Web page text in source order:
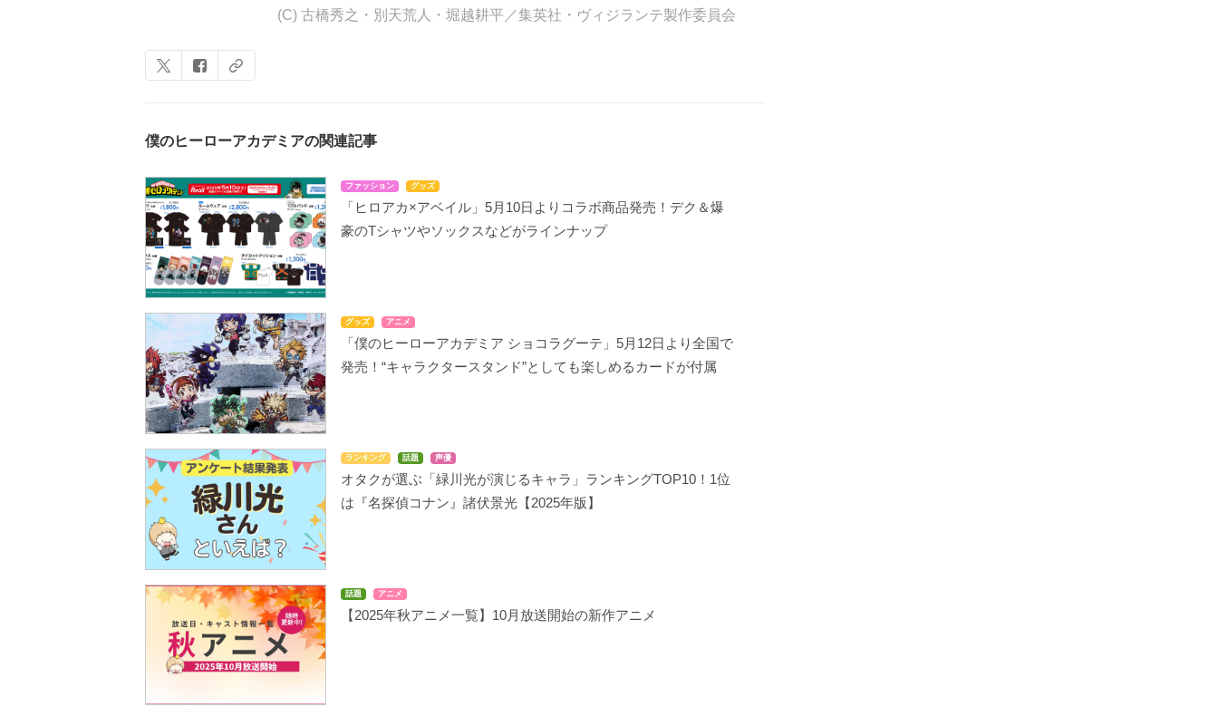
(C) 古橋秀之・別天荒人・堀越耕平／集英社・ヴィジランテ製作委員会
僕のヒーローアカデミアの関連記事
ファッション グッズ
「ヒロアカ×アベイル」5月10日よりコラボ商品発売！デク＆爆
豪のTシャツやソックスなどがラインナップ
グッズ アニメ
「僕のヒーローアカデミア ショコラグーテ」5月12日より全国で
発売！“キャラクタースタンド”としても楽しめるカードが付属
ランキング 話題 声優
オタクが選ぶ「緑川光が演じるキャラ」ランキングTOP10！1位
は『名探偵コナン』諸伏景光【2025年版】
話題 アニメ
【2025年秋アニメ一覧】10月放送開始の新作アニメ